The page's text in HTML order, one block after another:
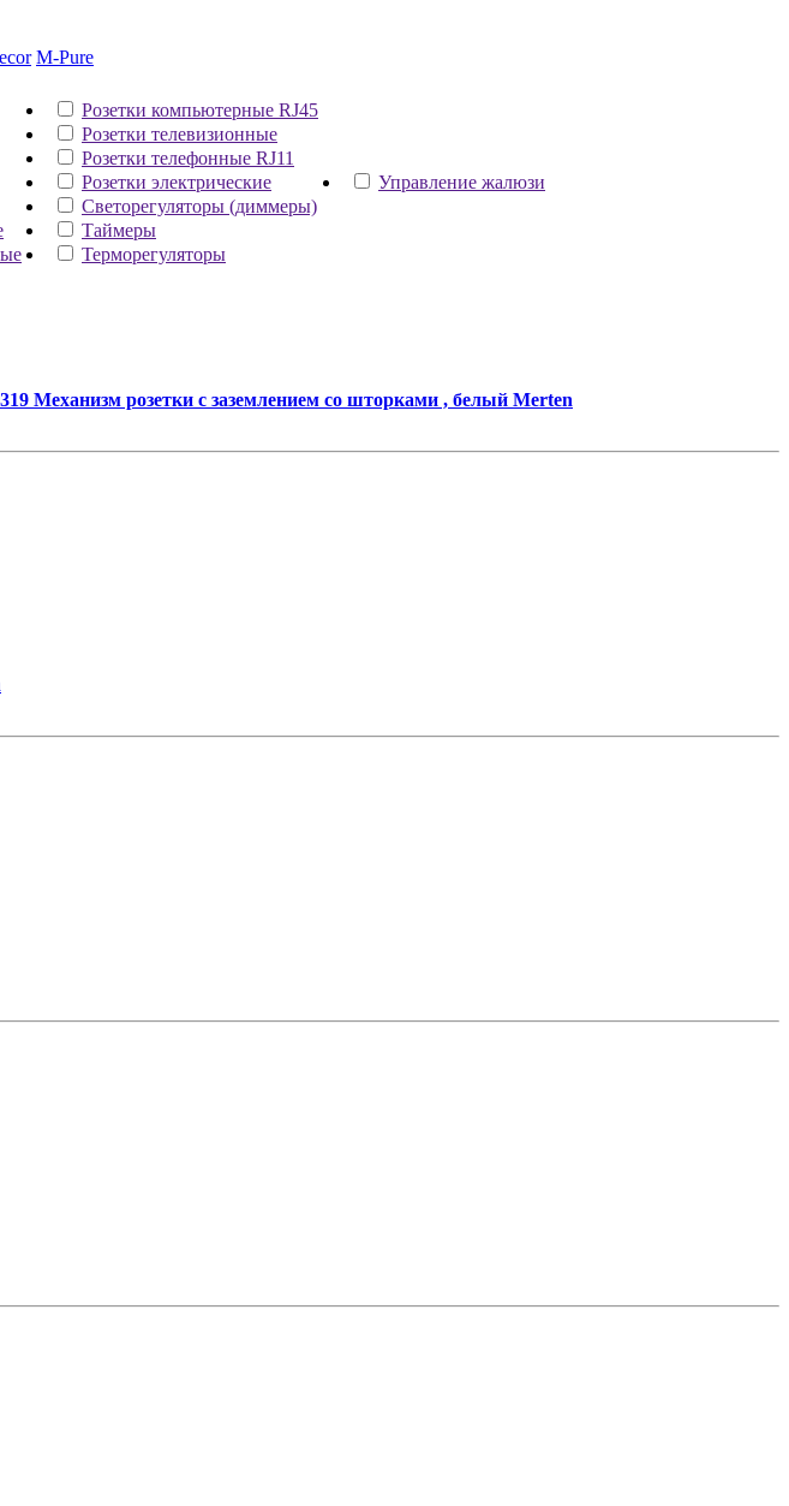
M-Pure
Розетки компьютерные RJ45
Розетки телевизионные
Розетки телефонные RJ11
Розетки электрические
Светорегуляторы (диммеры)
Таймеры
Терморегуляторы
Управление жалюзи
Механизм розетки с заземлением со шторками , белый Merten